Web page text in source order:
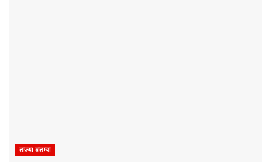
ताज्या बातम्या